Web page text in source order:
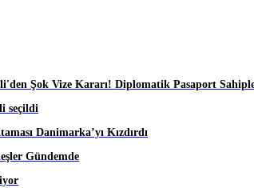
Şok Vize Kararı! Diplomatik Pasaport
seçildi
Danimarka’yı Kızdırdı
Gündemde